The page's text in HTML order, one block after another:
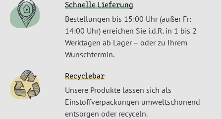
Schnelle Lieferung
Bestellungen bis 15:00 Uhr (außer Fr:
14:00 Uhr) erreichen Sie i.d.R. in 1 bis 2
Werktagen ab Lager – oder zu Ihrem
Wunschtermin.
Recyclebar
Unsere Produkte lassen sich als
Einstoffverpackungen umweltschonend
entsorgen oder recyceln.